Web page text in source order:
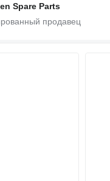
Spare Parts